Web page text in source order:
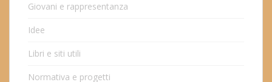
Giovani e rappresentanza
Idee
Libri e siti utili
Normativa e progetti